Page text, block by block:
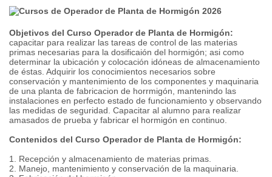
Objetivos del Curso Operador de Planta de Hormigón:
capacitar para realizar las tareas de control de las materias
primas necesarias para la dosificaión del hormigón; asi como
determinar la ubicación y colocación idóneas de almacenamiento
de éstas. Adquirir los conocimientos necesarios sobre
conservación y mantenimiento de los componentes y maquinaria
de una planta de fabricacion de horrmigón, mantenindo las
instalaciones en perfecto estado de funcionamiento y observando
las medidas de seguridad. Capacitar al alumno para realizar
amasados de prueba y fabricar el hormigón en continuo.
Contenidos del Curso Operador de Planta de Hormigón:
1. Recepción y almacenamiento de materias primas.
2. Manejo, mantenimiento y conservación de la maquinaria.